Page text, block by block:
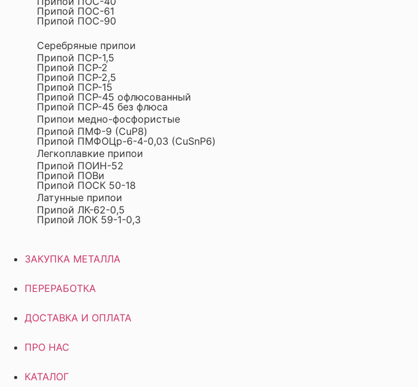
Припой ПОС-61
Припой ПОС-90
Серебряные припои
Припой ПСР-1,5
Припой ПСР-2
Припой ПСР-2,5
Припой ПСР-15
Припой ПСР-45 офлюсованный
Припой ПСР-45 без флюса
Припои медно-фосфористые
Припой ПМФ-9 (CuP8)
Припой ПМФОЦр-6-4-0,03 (CuSnP6)
Легкоплавкие припои
Припой ПОИН-52
Припой ПОВи
Припой ПОСК 50-18
Латунные припои
Припой ЛК-62-0,5
Припой ЛОК 59-1-0,3
ЗАКУПКА МЕТАЛЛА
ПЕРЕРАБОТКА
ДОСТАВКА И ОПЛАТА
ПРО НАС
КАТАЛОГ